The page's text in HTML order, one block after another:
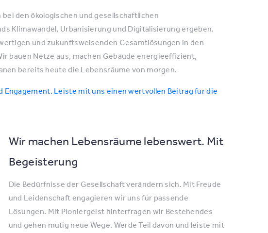
den ökologischen und gesellschaftlichen
Klimawandel, Urbanisierung und Digitalisierung ergeben.
und zukunftsweisenden Gesamtlösungen in den
bauen Netze aus, machen Gebäude energieeffizient,
bereits heute die Lebensräume von morgen.
Engagement. Leiste mit uns einen wertvollen Beitrag für die
Wir machen Lebensräume lebenswert. Mit
Begeisterung
Die Bedürfnisse der Gesellschaft verändern sich. Mit Freude
und Leidenschaft engagieren wir uns für passende
Lösungen. Mit Pioniergeist hinterfragen wir Bestehendes
und gehen mutig neue Wege. Werde Teil davon und leiste mit